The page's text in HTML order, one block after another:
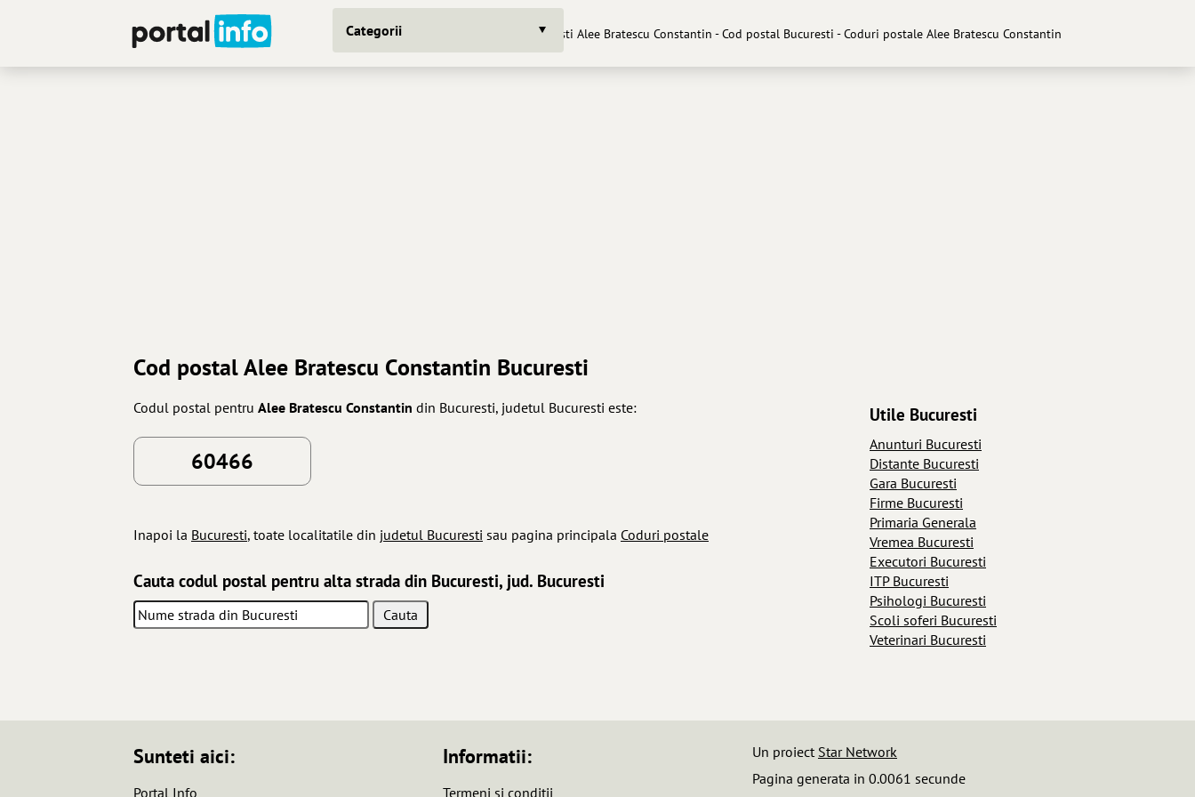
Categorii Coduri postale Bucuresti Alee Bratescu Constantin - Cod postal Bucuresti - Coduri postale Alee Bratescu Constantin
Cod postal Alee Bratescu Constantin Bucuresti
Codul postal pentru Alee Bratescu Constantin din Bucuresti, judetul Bucuresti este:
60466
Inapoi la Bucuresti, toate localitatile din judetul Bucuresti sau pagina principala Coduri postale
Cauta codul postal pentru alta strada din Bucuresti, jud. Bucuresti
Utile Bucuresti
Anunturi Bucuresti
Distante Bucuresti
Gara Bucuresti
Firme Bucuresti
Primaria Generala
Vremea Bucuresti
Executori Bucuresti
ITP Bucuresti
Psihologi Bucuresti
Scoli soferi Bucuresti
Veterinari Bucuresti
Sunteti aici:
Portal Info
Informatii:
Termeni si conditii
Un proiect Star Network
Pagina generata in 0.0061 secunde